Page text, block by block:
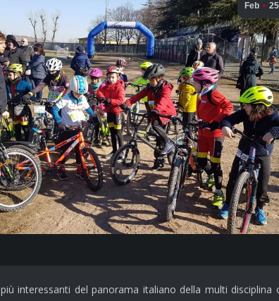
Feb 25
interessanti del panorama italiano della multi disciplina